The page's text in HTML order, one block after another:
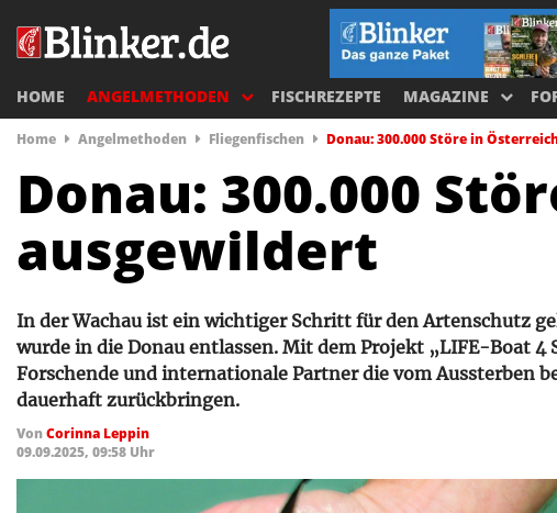
HOME ANGELMETHODEN FISCHREZEPTE MAGAZINE
Home Angelmethoden Fliegenfischen Donau: 300.000 Störe in
Donau: 300.000
ausgewildert
In der Wachau ist ein wichtiger Schritt für den Artenschutz
wurde in die Donau entlassen. Mit dem Projekt „LIFE-Boat 4
Forschende und internationale Partner die vom Aussterben
dauerhaft zurückbringen.
VonCorinna Leppin
09.09.2025, 09:58 Uhr